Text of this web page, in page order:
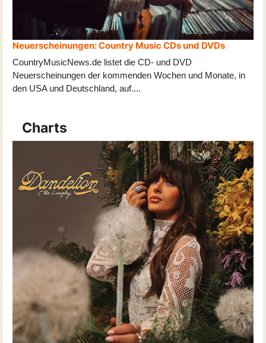
Neuerscheinungen: Country Music CDs und DVDs
CountryMusicNews.de listet die CD- und DVD
Neuerscheinungen der kommenden Wochen und Monate, in
den USA und Deutschland, auf....
Charts